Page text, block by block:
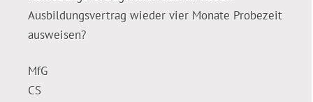
Ausbildungsvertrag wieder vier Monate Probezeit
ausweisen?
MfG
CS